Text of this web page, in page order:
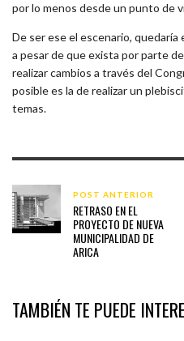
por lo menos desde un punto de
De ser ese el escenario,
a pesar de que exista por parte
realizar cambios a través del
posible es la de realizar un
temas.
POST ANTERIOR
RETRASO EN EL
PROYECTO DE NUEVA
MUNICIPALIDAD DE
ARICA
TAMBIÉN TE PUEDE